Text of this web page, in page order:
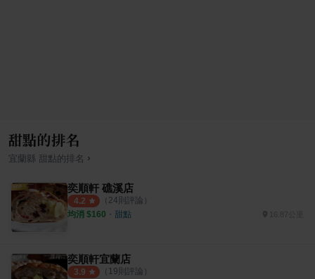
甜點的排名
宜蘭縣 甜點的排名 ›
奕順軒 礁溪店
4.2 （ 24則評論）
均消 $160 ・ 甜點
奕順軒宜蘭店
3.9 （ 19則評論）